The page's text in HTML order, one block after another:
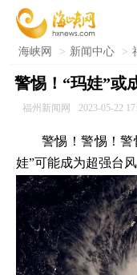
海峡网 > 新闻中心 >
警惕！“玛娃”或
福州新闻网 2023-05-22
警惕！警惕！
娃”可能成为超强台